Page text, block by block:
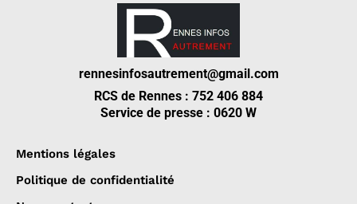
rennesinfosautrement@gmail.com
RCS de Rennes : 752 406 884
Service de presse : 0620 W
Mentions légales
Politique de confidentialité